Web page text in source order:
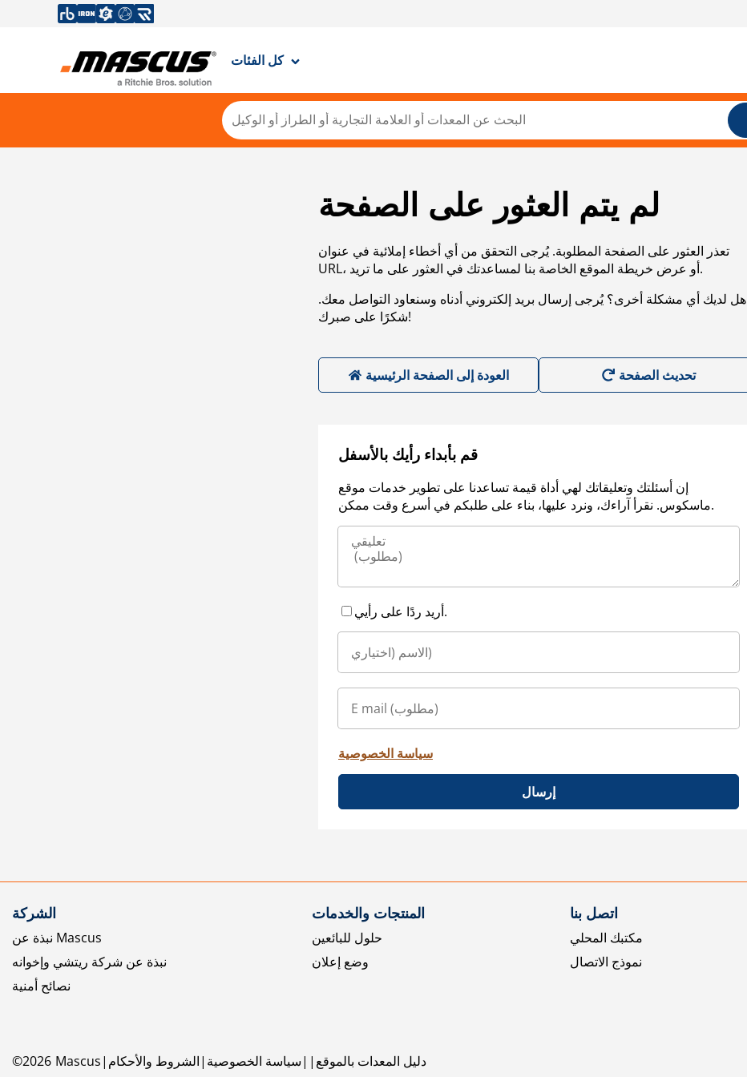
كل الفئات
لم يتم العثور على الصفحة
تعذر العثور على الصفحة المطلوبة. يُرجى التحقق من أي أخطاء إملائية في عنوان
URL، أو عرض خريطة الموقع الخاصة بنا لمساعدتك في العثور على ما تريد.
هل لديك أي مشكلة أخرى؟ يُرجى إرسال بريد إلكتروني أدناه وسنعاود التواصل معك.
شكرًا على صبرك!
العودة إلى الصفحة الرئيسية
قم بأبداء رأيك بالأسفل
إن أسئلتك وتعليقاتك لهي أداة قيمة تساعدنا على تطوير خدمات موقع
ماسكوس. نقرأ آراءك، ونرد عليها، بناء على طلبكم في أسرع وقت ممكن.
أريد ردًا على رأيي.
سياسة الخصوصية
إرسال
الشركة
نبذة عن Mascus
نبذة عن شركة ريتشي وإخوانه
نصائح أمنية
المنتجات والخدمات
حلول للبائعين
وضع إعلان
اتصل بنا
مكتبك المحلي
نموذج الاتصال
©2026 Mascus الشروط والأحكام سياسة الخصوصية دليل المعدات بالموقع